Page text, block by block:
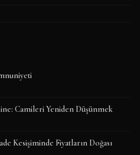
Camileri Yeniden Düşünmek
Kesişiminde Fiyatların Doğası